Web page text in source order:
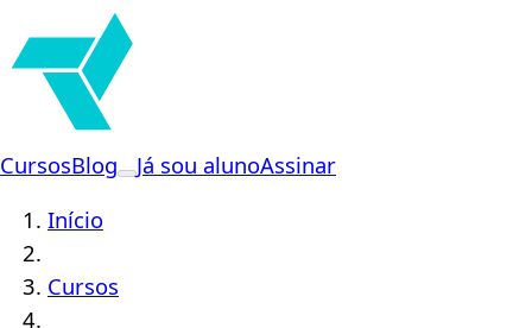
CursosBlog Já sou alunoAssinar
Início
Cursos